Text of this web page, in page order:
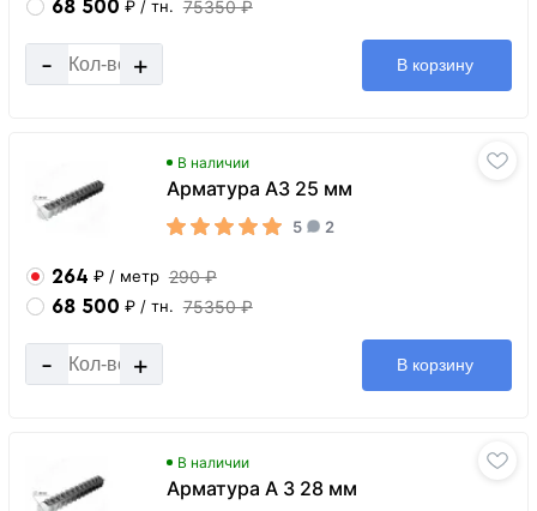
68 500 ₽ / тн. 75350 ₽
- + В корзину
В наличии
Арматура А3 25 мм
5 2
264 ₽ / метр 290 ₽
68 500 ₽ / тн. 75350 ₽
- + В корзину
В наличии
Арматура А 3 28 мм